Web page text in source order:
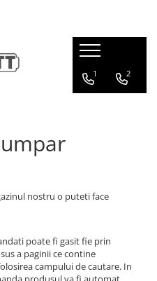
1 2
nostru o puteti face
poate fi gasit fie prin
a paginii ce contine
campului de cautare. In